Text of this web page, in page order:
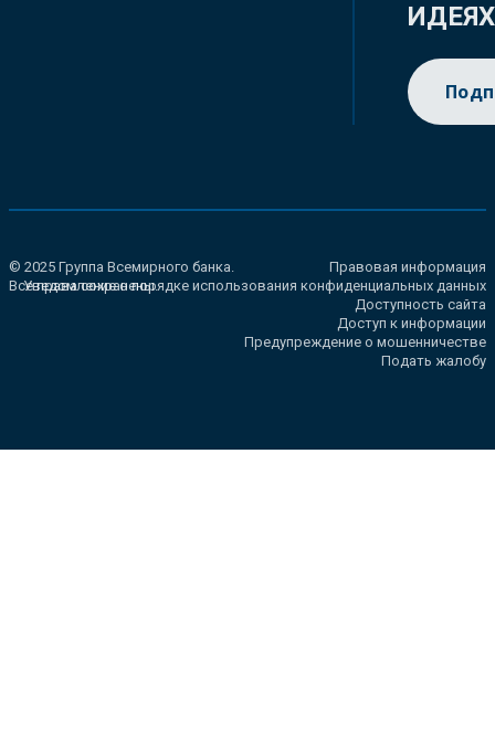
ИДЕЯХ
© 2025 Группа Всемирного банка.
Все права сохранены.
Правовая информация
Уведомление о порядке использования конфиденциальных данных
Доступность сайта
Доступ к информации
Предупреждение о мошенничестве
Подать жалобу